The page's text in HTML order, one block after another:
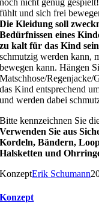
fühlt und sich frei
Die Kleidung soll
Bedürfnissen eines
zu kalt fürdas Kind
schmutzig werden kann,
bewegen kann. Hängen
Matschhose/
das Kind entsprechend
und werden dabei
Bittekennzeichnen Sie
Verwenden Sie aus
Kordeln, Bändern,
Halsketten und
KonzeptErik Schumann
Konzept